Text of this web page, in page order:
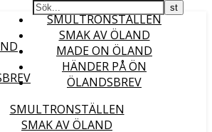
SMULTRONSTÄLLEN
SMAK AV ÖLAND
MADE ON ÖLAND
HÄNDER PÅ ÖN
ÖLANDSBREV
SMULTRONSTÄLLEN
SMAK AV ÖLAND